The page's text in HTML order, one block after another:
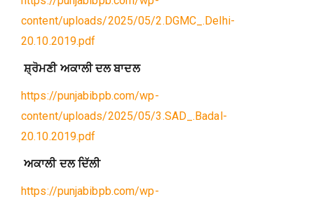
content/uploads/2025/05/2.DGMC_.Delhi-
20.10.2019.pdf
ਸ਼੍ਰੋਮਣੀ ਅਕਾਲੀ ਦਲ ਬਾਦਲ
https://punjabibpb.com/wp-
content/uploads/2025/05/3.SAD_.Badal-
20.10.2019.pdf
ਅਕਾਲੀ ਦਲ ਦਿੱਲੀ
https://punjabibpb.com/wp-